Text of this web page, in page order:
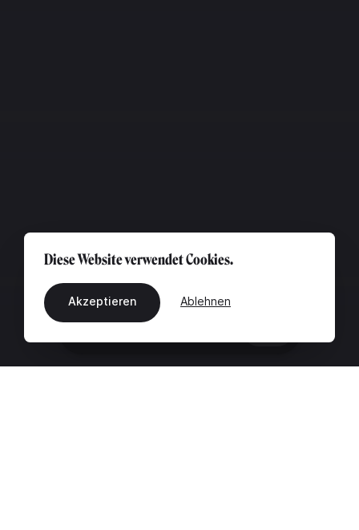
Diese Website verwendet Cookies.
Akzeptieren Ablehnen